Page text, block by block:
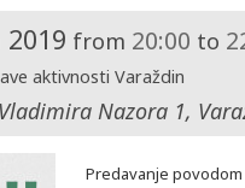
from 20:00 to
aktivnosti Varaždin
Nazora 1,
Predavanje